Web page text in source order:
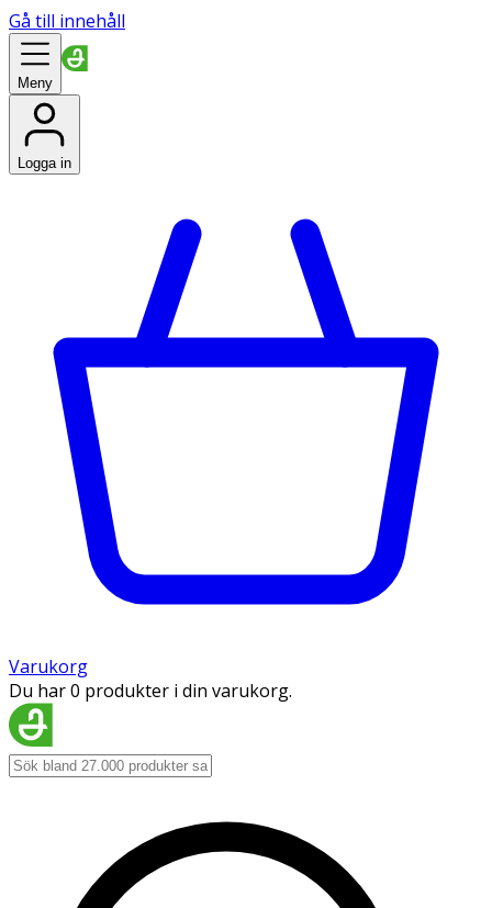
Gå till innehåll
Meny
Logga in
Varukorg
Du har 0 produkter i din varukorg.